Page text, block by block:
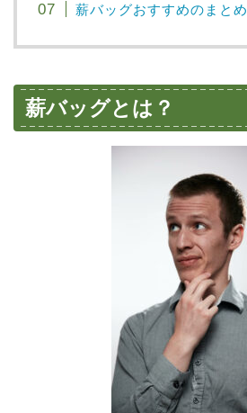
薪バッグおすすめのまとめ
薪バッグとは？